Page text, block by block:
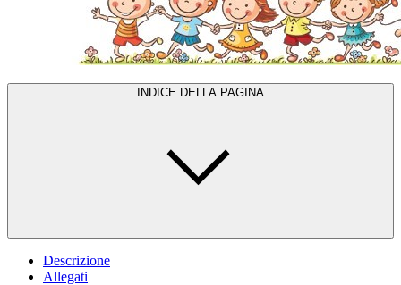
INDICE DELLA PAGINA
Descrizione
Allegati